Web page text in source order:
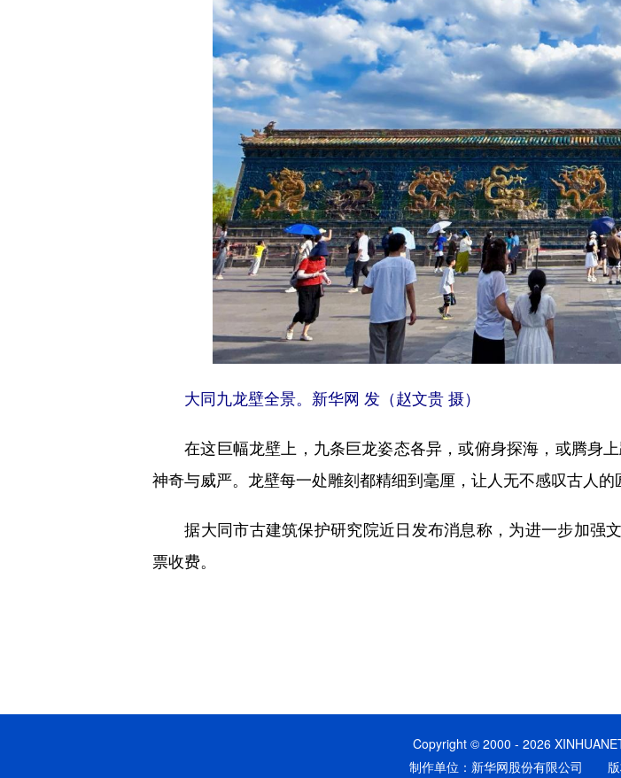
大同九龙壁全景。新华网 发（赵文贵 摄）
在这巨幅龙壁上，九条巨龙姿态各异，或俯身探海，或腾身上
神奇与威严。龙壁每一处雕刻都精细到毫厘，让人无不感叹古人的
据大同市古建筑保护研究院近日发布消息称，为进一步加强
票收费。
Copyright © 2000 - 2026
制作单位：新华网股份有限公司 版